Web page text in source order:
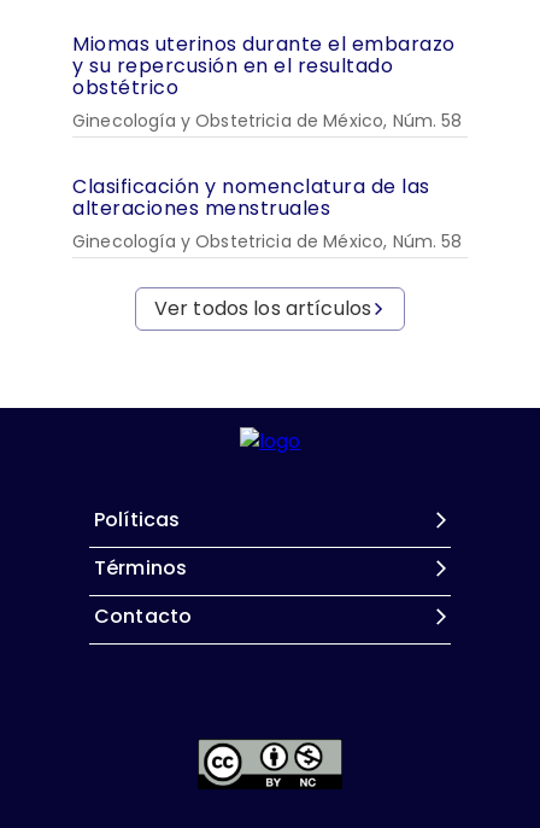
Miomas uterinos durante el embarazo
y su repercusión en el resultado
obstétrico
Ginecología y Obstetricia de México, Núm. 58
Clasificación y nomenclatura de las
alteraciones menstruales
Ginecología y Obstetricia de México, Núm. 58
Ver todos los artículos
Políticas
Términos
Contacto